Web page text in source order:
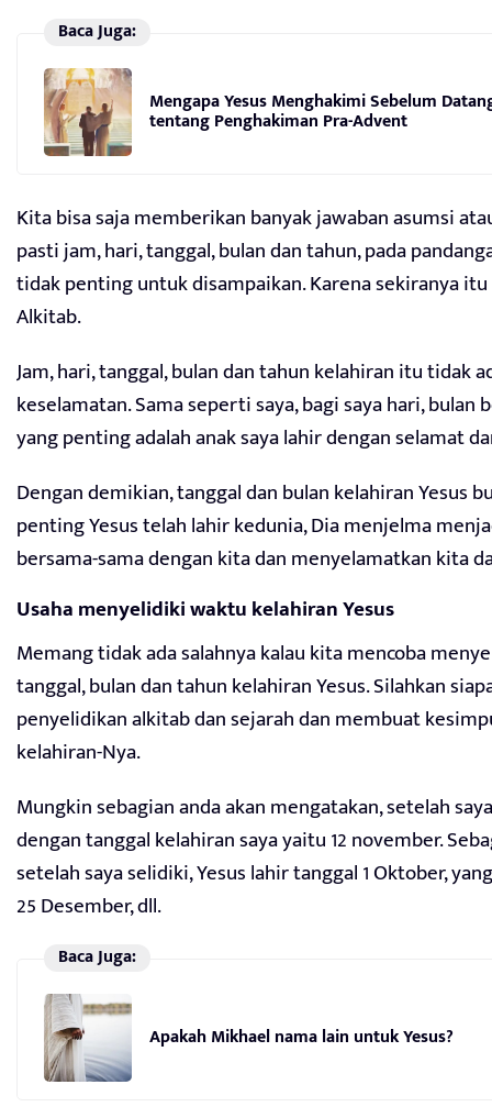
Baca Juga:
Mengapa Yesus Menghakimi Sebelum
tentang Penghakiman Pra-Advent
Kita bisa saja memberikan banyak jawaban asumsi
pasti jam, hari, tanggal, bulan dan tahun, pada
tidak penting untuk disampaikan. Karena sekiranya
Alkitab.
Jam, hari, tanggal, bulan dan tahun kelahiran itu tidak
keselamatan. Sama seperti saya, bagi saya hari,
yang penting adalah anak saya lahir dengan selamat
Dengan demikian, tanggal dan bulan kelahiran Yesus
penting Yesus telah lahir kedunia, Dia menjelma
bersama-sama dengan kita dan menyelamatkan kita
Usaha menyelidiki waktu kelahiran Yesus
Memang tidak ada salahnya kalau kita mencoba
tanggal, bulan dan tahun kelahiran Yesus. Silahkan
penyelidikan alkitab dan sejarah dan membuat
kelahiran-Nya.
Mungkin sebagian anda akan mengatakan, setelah
dengan tanggal kelahiran saya yaitu 12 november.
setelah saya selidiki, Yesus lahir tanggal 1 Oktober,
25 Desember, dll.
Baca Juga:
Apakah Mikhael nama lain untuk Yesus?